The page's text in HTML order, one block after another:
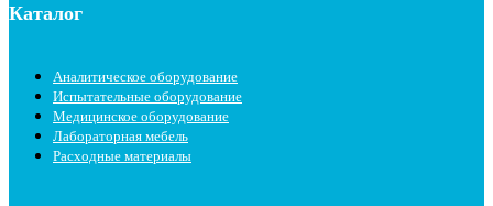
Каталог
Аналитическое оборудование
Испытательные оборудование
Медицинское оборудование
Лабораторная мебель
Расходные материалы